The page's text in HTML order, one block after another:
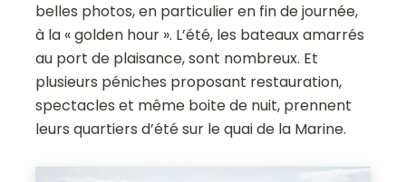
belles photos, en particulier en fin de journée,
à la « golden hour ». L’été, les bateaux amarrés
au port de plaisance, sont nombreux. Et
plusieurs péniches proposant restauration,
spectacles et même boite de nuit, prennent
leurs quartiers d’été sur le quai de la Marine.